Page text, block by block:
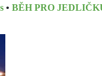
• BĚH PRO